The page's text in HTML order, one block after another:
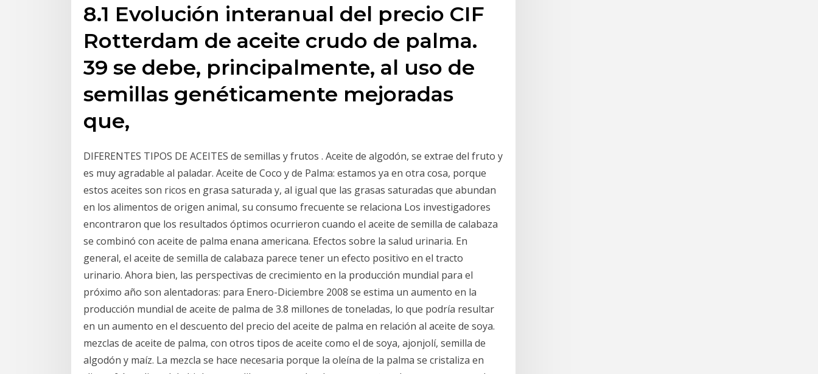
8.1 Evolución interanual del precio CIF
Rotterdam de aceite crudo de palma.
39 se debe, principalmente, al uso de
semillas genéticamente mejoradas
que,
DIFERENTES TIPOS DE ACEITES de semillas y frutos . Aceite de algodón, se extrae del fruto y
es muy agradable al paladar. Aceite de Coco y de Palma: estamos ya en otra cosa, porque
estos aceites son ricos en grasa saturada y, al igual que las grasas saturadas que abundan
en los alimentos de origen animal, su consumo frecuente se relaciona Los investigadores
encontraron que los resultados óptimos ocurrieron cuando el aceite de semilla de calabaza
se combinó con aceite de palma enana americana. Efectos sobre la salud urinaria. En
general, el aceite de semilla de calabaza parece tener un efecto positivo en el tracto
urinario. Ahora bien, las perspectivas de crecimiento en la producción mundial para el
próximo año son alentadoras: para Enero-Diciembre 2008 se estima un aumento en la
producción mundial de aceite de palma de 3.8 millones de toneladas, lo que podría resultar
en un aumento en el descuento del precio del aceite de palma en relación al aceite de soya.
mezclas de aceite de palma, con otros tipos de aceite como el de soya, ajonjolí, semilla de
algodón y maíz. La mezcla se hace necesaria porque la oleína de la palma se cristaliza en